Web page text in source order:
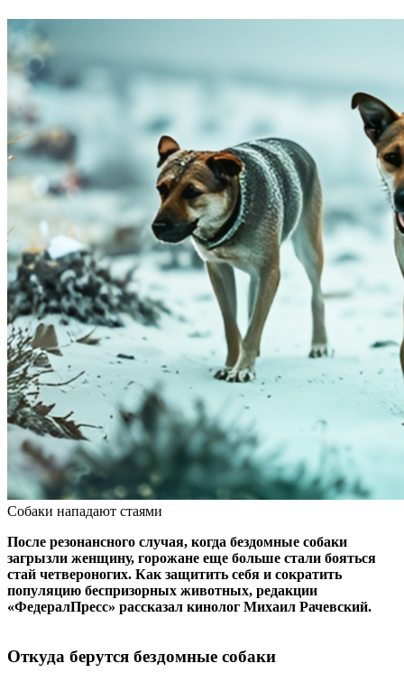
Собаки нападают стаями
После резонансного случая, когда бездомные собаки
загрызли женщину, горожане еще больше стали бояться
стай четвероногих. Как защитить себя и сократить
популяцию беспризорных животных, редакции
«ФедералПресс» рассказал кинолог Михаил Рачевский.
Откуда берутся бездомные собаки